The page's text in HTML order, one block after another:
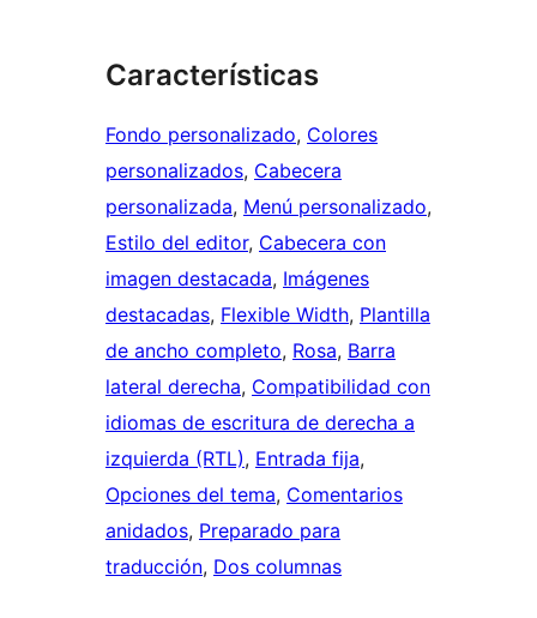
Características
Fondo personalizado, Colores
personalizados, Cabecera
personalizada, Menú personalizado
Estilo del editor, Cabecera con
imagen destacada, Imágenes
destacadas, Flexible Width, Plantilla
de ancho completo, Rosa, Barra
lateral derecha, Compatibilidad con
idiomas de escritura de derecha a
izquierda (RTL), Entrada fija
Opciones del tema, Comentarios
anidados, Preparado para
traducción, Dos columnas